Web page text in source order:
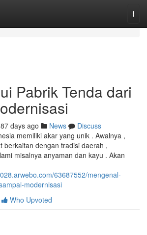
Pabrik Tenda dari
87 days ago News
Discuss
memiliki akar yang unik . Awalnya ,
berkaitan dengan tradisi daerah ,
misalnya anyaman dan kayu . Akan
63687552/mengenal-
modernisasi
Who Upvoted